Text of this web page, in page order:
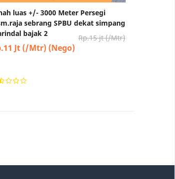
luas +/- 3000 Meter Persegi
sebrang SPBU dekat simpang
bajak 2
Rp.15 jt (/Mtr)
Jt (/Mtr) (Nego)